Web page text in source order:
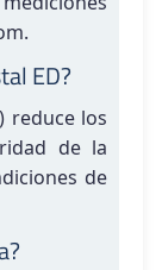
ED?
reduce los
de la
de